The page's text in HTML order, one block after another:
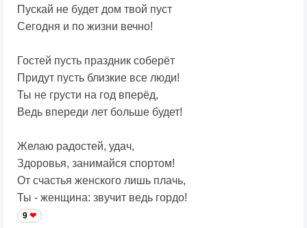
Пускай не будет дом твой пуст
Сегодня и по жизни вечно!
Гостей пусть праздник соберёт
Придут пусть близкие все люди!
Ты не грусти на год вперёд,
Ведь впереди лет больше будет!
Желаю радостей, удач,
Здоровья, занимайся спортом!
От счастья женского лишь плачь,
Ты - женщина: звучит ведь гордо!
9